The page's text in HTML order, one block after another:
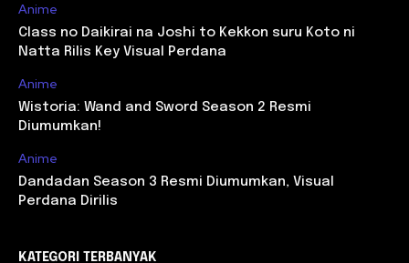
Anime
Class no Daikirai na Joshi to Kekkon suru Koto ni
Natta Rilis Key Visual Perdana
Anime
Wistoria: Wand and Sword Season 2 Resmi
Diumumkan!
Anime
Dandadan Season 3 Resmi Diumumkan, Visual
Perdana Dirilis
KATEGORI TERBANYAK